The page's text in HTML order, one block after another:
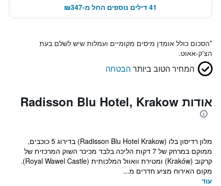
41 דילים נוספים החל מ-₪347
*הסכום כולל אומדן מיסים מקומיים ועמלות שיש לשלם בעת
הצ'ק-אאוט.
המחיר הטוב ביותר הבטחה
אודות Radisson Blu Hotel, Krakow
מלון רדיסון בלו (Radisson Blu Hotel Krakow) בדירוג 5 כוכבים,
ממוקם במרחק של 7 דקות הליכה בלבד מכיכר השוק המרכזית של
קרקוב (Kraków) ומטירת וואוול המלכותית (Royal Wawel Castle).
מקום האירוח מציע חדרים מ...
עוד